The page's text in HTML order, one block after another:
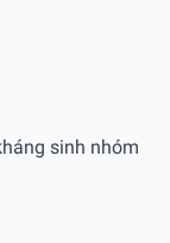
sinh nhóm